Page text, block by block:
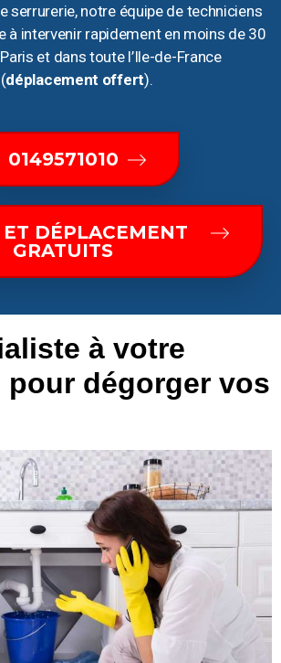
serrurerie, notre équipe de techniciens
à intervenir rapidement en moins de 30
et dans toute l’Ile-de-France
(déplacement offert).
0149571010
ET DÉPLACEMENT
GRATUITS
à votre
pour dégorger vos